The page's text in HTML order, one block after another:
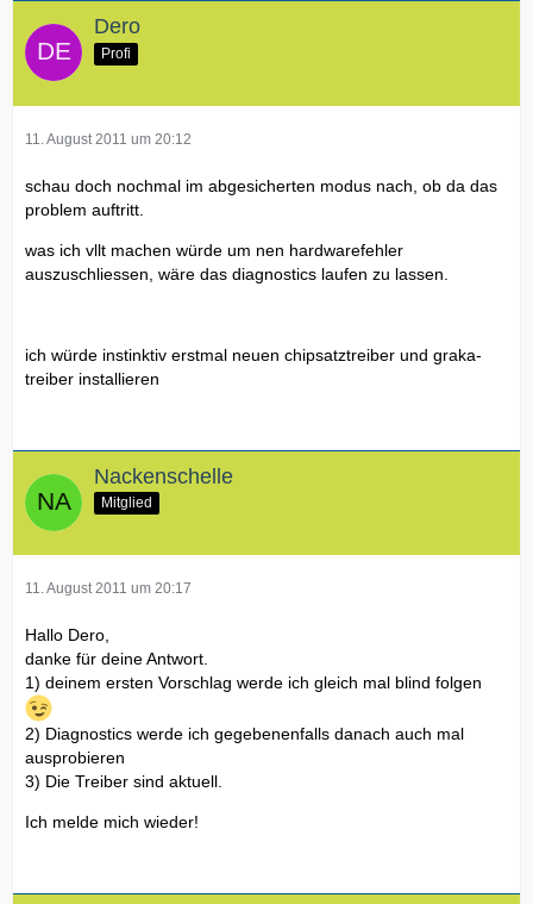
Dero
Profi
11. August 2011 um 20:12
schau doch nochmal im abgesicherten modus nach, ob da das
problem auftritt.
was ich vllt machen würde um nen hardwarefehler
auszuschliessen, wäre das diagnostics laufen zu lassen.
ich würde instinktiv erstmal neuen chipsatztreiber und graka-
treiber installieren
Nackenschelle
Mitglied
11. August 2011 um 20:17
Hallo Dero,
danke für deine Antwort.
1) deinem ersten Vorschlag werde ich gleich mal blind folgen
2) Diagnostics werde ich gegebenenfalls danach auch mal
ausprobieren
3) Die Treiber sind aktuell.
Ich melde mich wieder!